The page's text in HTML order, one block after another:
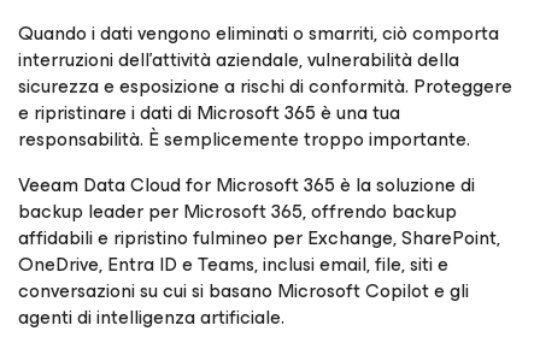
Quando i dati vengono eliminati o smarriti, ciò comporta
interruzioni dell'attività aziendale, vulnerabilità della
sicurezza e esposizione a rischi di conformità. Proteggere
e ripristinare i dati di Microsoft 365 è una tua
responsabilità. È semplicemente troppo importante.
Veeam Data Cloud for Microsoft 365 è la soluzione di
backup leader per Microsoft 365, offrendo backup
affidabili e ripristino fulmineo per Exchange, SharePoint,
OneDrive, Entra ID e Teams, inclusi email, file, siti e
conversazioni su cui si basano Microsoft Copilot e gli
agenti di intelligenza artificiale.